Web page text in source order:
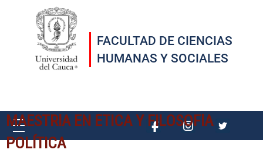
Pasar al contenido principal
FACULTAD DE CIENCIAS
HUMANAS Y SOCIALES
MAESTRÍA EN ÉTICA Y FILOSOFÍA
POLÍTICA